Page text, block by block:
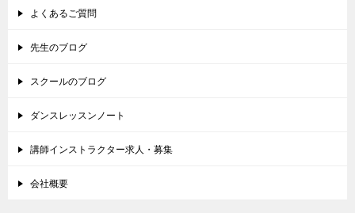
よくあるご質問
先生のブログ
スクールのブログ
ダンスレッスンノート
講師インストラクター求人・募集
会社概要